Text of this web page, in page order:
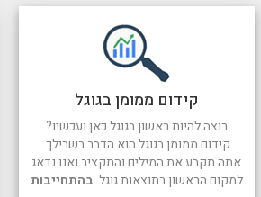
קידום ממומן בגוגל
רוצה להיות ראשון בגוגל כאן ועכשיו?
קידום ממומן בגוגל הוא הדבר בשבילך.
אתה תקבע את המילים והתקציב ואנו נדאג
למקום הראשון בתוצאות גוגל. בהתחייבות